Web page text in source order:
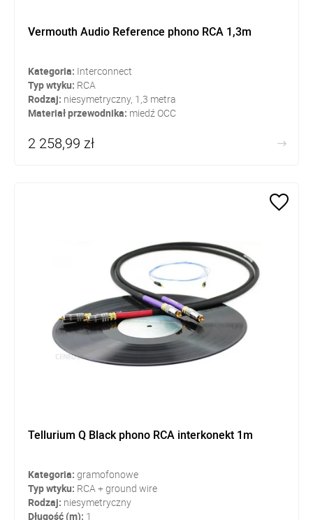
Vermouth Audio Reference phono RCA 1,3m
Kategoria: Interconnect
Typ wtyku: RCA
Rodzaj: niesymetryczny, 1,3 metra
Materiał przewodnika: miedź OCC
2 258,99 zł
Tellurium Q Black phono RCA interkonekt 1m
Kategoria: gramofonowe
Typ wtyku: RCA + ground wire
Rodzaj: niesymetryczny
Długość (m): 1